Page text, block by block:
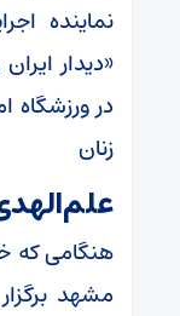
نماینده
«دیدار
در ورزشگاه
زنان
هنگامی که
مشهد